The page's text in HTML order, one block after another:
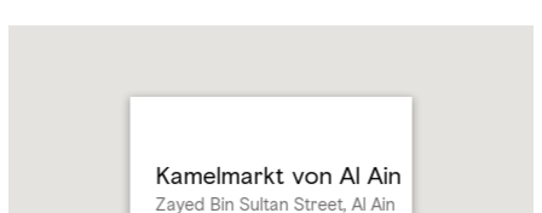
Kamelmarkt von Al Ain
Zayed Bin Sultan Street, Al Ain